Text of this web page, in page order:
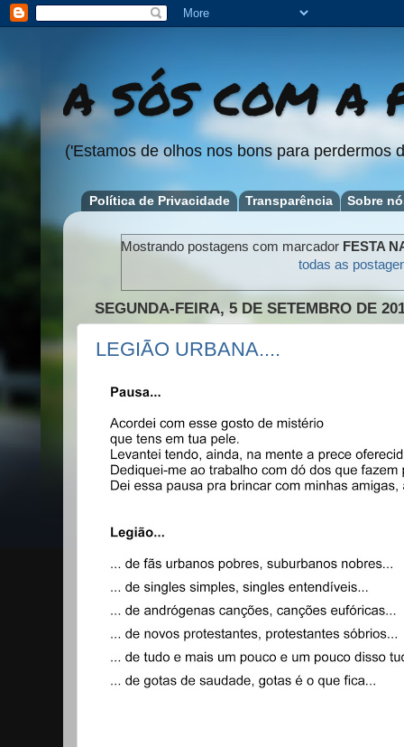
A SÓS COM A
('Estamos de olhos nos bons para perdermos
Política de Privacidade Transparência Sobre
Mostrando postagens com marcador FESTA
todas as
SEGUNDA-FEIRA, 5 DE SETEMBRO DE
LEGIÃO URBANA....